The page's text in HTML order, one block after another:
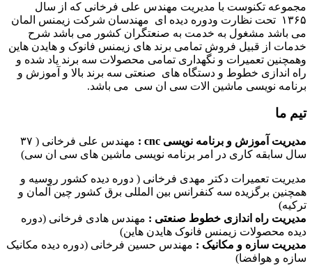
مجموعه تکنوست با مدیریت مهندس علی فرخانی که از سال
۱۳۶۵ تحت نظارت ودوره دیده ای مهندسان شرکت زیمنس المان
می باشد مشغول به خدمت به صنعتگران کشور می باشد شرح
خدمات از قبیل فروش تمامی برند های زیمنس فانوک و هایدن هاین
وهمچنین تعمیرات و نگهداری تمامی محصولات سه برند یاد شده و
راه اندازی خطوط و دستگاه های صنعتی سه برند بالا و آموزش و
برنامه نویسی ماشین الات سی ان سی می باشد.
تیم ما
مدیریت آموزش و برنامه نویسی cnc :
مهندس علی فرخانی ( ۳۷
سال سابقه کاری در امر برنامه نویسی ماشین های سی ان سی)
مدیریت تعمیرات دکتر مهدی فرخانی ( دوره دیده کشور روسیه و
همچنین برگزیده سه کنفرانس بین المللی برق کشور چین آلمان و
ترکیه)
مدیریت راه اندازی خطوط صنعتی : مهندس هادی فرخانی (دوره
دیده محصولات زیمنس فانوک هایدن هاین)
مدیریت سازه و مکانیک : مهندس حسین فرخانی (دوره دیده مکانیک
سازه و هوافضا)